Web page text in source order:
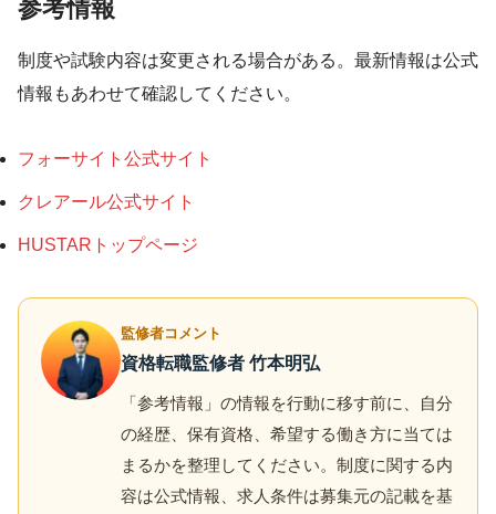
参考情報
制度や試験内容は変更される場合がある。最新情報は公式
情報もあわせて確認してください。
フォーサイト公式サイト
クレアール公式サイト
HUSTARトップページ
監修者コメント
資格転職監修者 竹本明弘
「参考情報」の情報を行動に移す前に、自分
の経歴、保有資格、希望する働き方に当ては
まるかを整理してください。制度に関する内
容は公式情報、求人条件は募集元の記載を基